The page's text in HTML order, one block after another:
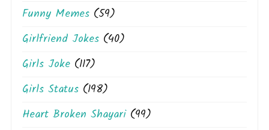
Funny Memes (59)
Girlfriend Jokes (40)
Girls Joke (117)
Girls Status (198)
Heart Broken Shayari(99)